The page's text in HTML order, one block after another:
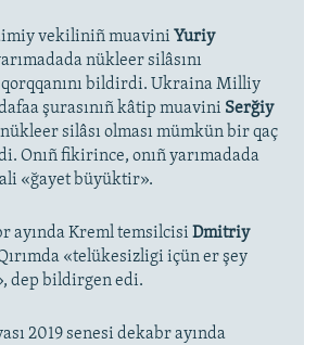
vekiliniñ muavini Yuriy
nükleer silâsını
bildirdi. Ukraina Milliy
şurasınıñ kâtip muavini Serğiy
nükleer silâsı olması mümkün bir qaç
Onıñ fikirince, onıñ yarımadada
«ğayet büyüktir».
ayında Kreml temsilcisi Dmitriy
«telükesizligi içün er şey
dep bildirgen edi.
2019 senesi dekabr ayında